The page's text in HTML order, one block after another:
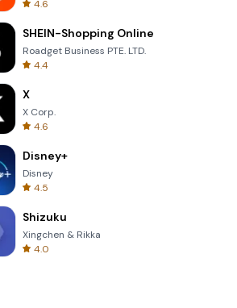
8 Ball Billiards Classic
4.6
SHEIN-Shopping Online
Roadget Business PTE. LTD.
4.4
X
X Corp.
4.6
Disney+
Disney
4.5
Shizuku
Xingchen & Rikka
4.0